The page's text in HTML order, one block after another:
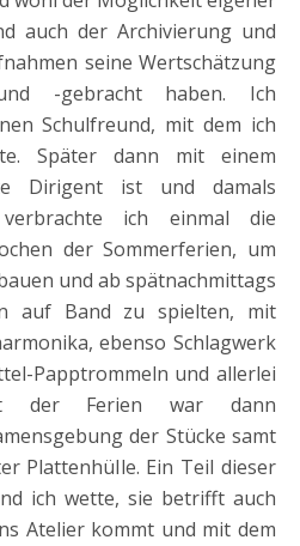
auch der Archivierung und
seine Wertschätzung
-gebracht haben. Ich
Schulfreund, mit dem ich
Später dann mit einem
Dirigent ist und damals
ich einmal die
der Sommerferien, um
und ab spätnachmittags
auf Band zu spielten, mit
ebenso Schlagwerk
Papptrommeln und allerlei
der Ferien war dann
der Stücke samt
Plattenhülle. Ein Teil dieser
ich wette, sie betrifft auch
Atelier kommt und mit dem